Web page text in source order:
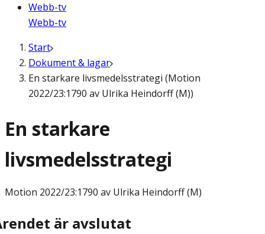
Webb-tv
Webb-tv
Start
Dokument & lagar
En starkare livsmedelsstrategi (Motion
2022/23:1790 av Ulrika Heindorff (M))
En starkare
livsmedelsstrategi
Motion 2022/23:1790 av Ulrika Heindorff (M)
är avslutat